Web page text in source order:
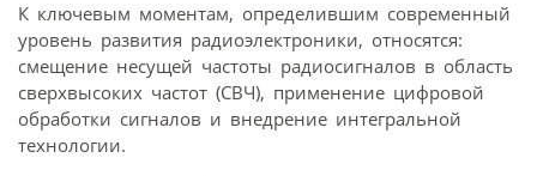
К ключевым моментам, определившим современный
уровень развития радиоэлектроники, относятся:
смещение несущей частоты радиосигналов в область
сверхвысоких частот (СВЧ), применение цифровой
обработки сигналов и внедрение интегральной
технологии.